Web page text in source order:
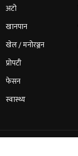
अटो
खानपान
खेल / मनोरञ्जन
प्रोपटी
फेसन
स्वास्थ्य